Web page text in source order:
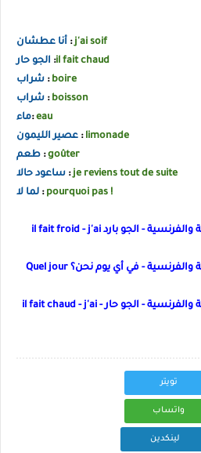
أنا عطشان :j'ai soif
الجو حار :il fait chaud
: boire
: boisson
ماء:eau
: limonade
:goûter
:je reviens tout de suite
: pourquoi pas !
تعليم الحوار بالفرنسية : العربية والفرنسية - الجو بارد il fait froid - j'ai
تعليم الحوار بالفرنسية : العربية والفرنسية - في أي يوم نحن؟ Quel jour
تعليم الحوار بالفرنسية : العربية والفرنسية - الجو حار - il fait chaud - j'ai
تويتر
واتساب
لينكدين